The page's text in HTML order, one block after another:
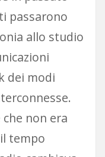
passarono
allo studio
dei modi
non era
tempo